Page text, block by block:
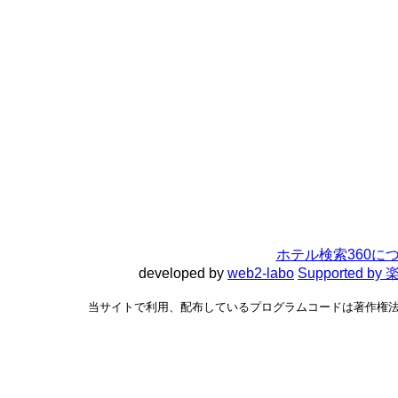
ホテル検索360に
developed by web2-labo Supported by
当サイトで利用、配布しているプログラムコードは著作